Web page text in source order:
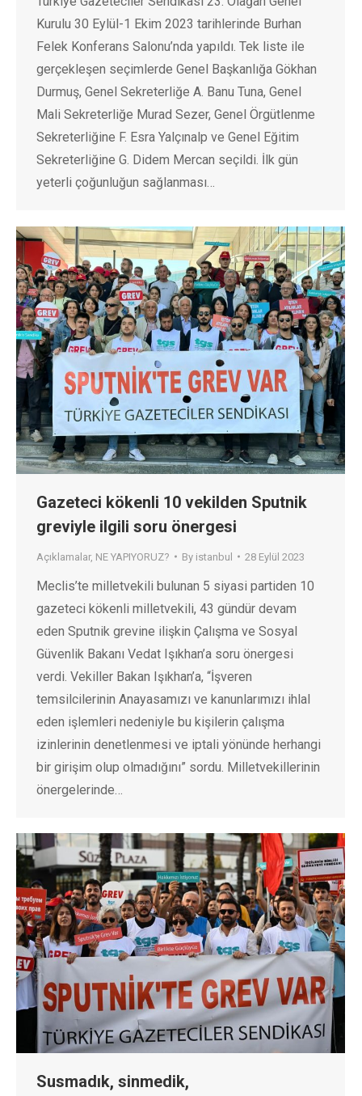
Kurulu 30 Eylül-1 Ekim 2023 tarihlerinde Burhan
Felek Konferans Salonu’nda yapıldı. Tek liste ile
gerçekleşen seçimlerde Genel Başkanlığa Gökhan
Durmuş, Genel Sekreterliğe A. Banu Tuna, Genel
Mali Sekreterliğe Murad Sezer, Genel Örgütlenme
Sekreterliğine F. Esra Yalçınalp ve Genel Eğitim
Sekreterliğine G. Didem Mercan seçildi. İlk gün
yeterli çoğunluğun sağlanması…
Gazeteci kökenli 10 vekilden Sputnik
greviyle ilgili soru önergesi
Açıklamalar, NE YAPIYORUZ? By istanbul 28 Eylül 2023
Meclis’te milletvekili bulunan 5 siyasi partiden 10
gazeteci kökenli milletvekili, 43 gündür devam
eden Sputnik grevine ilişkin Çalışma ve Sosyal
Güvenlik Bakanı Vedat Işıkhan’a soru önergesi
verdi. Vekiller Bakan Işıkhan’a, “İşveren
temsilcilerinin Anayasamızı ve kanunlarımızı ihlal
eden işlemleri nedeniyle bu kişilerin çalışma
izinlerinin denetlenmesi ve iptali yönünde herhangi
bir girişim olup olmadığını” sordu. Milletvekillerinin
önergelerinde…
Susmadık, sinmedik,